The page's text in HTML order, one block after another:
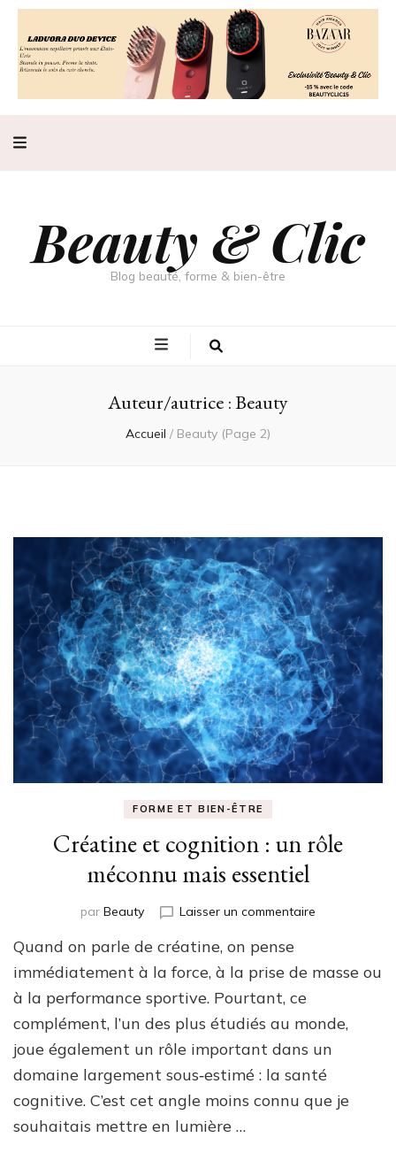
Beauty & Clic
Blog beauté, forme & bien-être
Auteur/autrice :Beauty
Accueil / Beauty (Page 2)
FORME ET BIEN-ÊTRE
Créatine et cognition : un rôle
méconnu mais essentiel
par Beauty Laisser un commentaire
cognition
rôle
mais
essentiel
Quand on parle de créatine, on pense
immédiatement à la force, à la prise de masse ou
à la performance sportive. Pourtant, ce
complément, l’un des plus étudiés au monde,
joue également un rôle important dans un
domaine largement sous‑estimé : la santé
cognitive. C’est cet angle moins connu que je
souhaitais mettre en lumière …